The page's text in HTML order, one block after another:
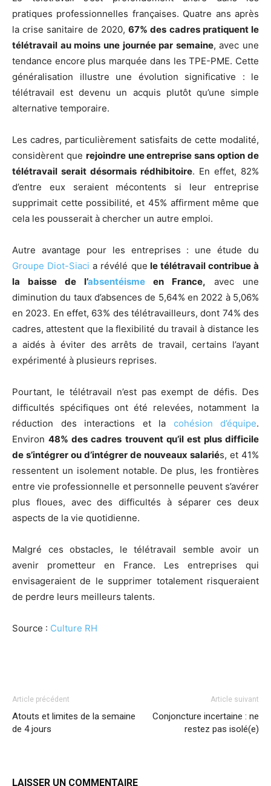
pratiques professionnelles françaises. Quatre ans après
la crise sanitaire de 2020,67% des cadres pratiquent le
télétravail au moins une journée par semaine, avec une
tendance encore plus marquée dans les TPE-PME. Cette
généralisation illustre une évolution significative : le
télétravail est devenu un acquis plutôt qu’une simple
alternative temporaire.
Les cadres, particulièrement satisfaits de cette modalité,
considèrent que rejoindre une entreprise sans option de
télétravail serait désormais rédhibitoire. En effet, 82%
d’entre eux seraient mécontents si leur entreprise
supprimait cette possibilité, et 45% affirment même que
cela les pousserait à chercher un autre emploi.
Autre avantage pour les entreprises : une étude du
Groupe Diot-Siacia révélé que le télétravail contribue à
la baisse de l’absentéisme en France, avec une
diminution du taux d’absences de 5,64% en 2022 à 5,06%
en 2023. En effet, 63% des télétravailleurs, dont 74% des
cadres, attestent que la flexibilité du travail à distance les
a aidés à éviter des arrêts de travail, certains l’ayant
expérimenté à plusieurs reprises.
Pourtant, le télétravail n’est pas exempt de défis. Des
difficultés spécifiques ont été relevées, notamment la
réduction des interactions et la cohésion d’équipe.
Environ48% des cadres trouvent qu’il est plus difficile
de s’intégrer ou d’intégrer de nouveaux salariés, et 41%
ressentent un isolement notable. De plus, les frontières
entre vie professionnelle et personnelle peuvent s’avérer
plus floues, avec des difficultés à séparer ces deux
aspects de la vie quotidienne.
Malgré ces obstacles, le télétravail semble avoir un
avenir prometteur en France. Les entreprises qui
envisageraient de le supprimer totalement risqueraient
de perdre leurs meilleurs talents.
Source : Culture RH
Article précédent
Atouts et limites de la semaine
de 4 jours
Article suivant
Conjoncture incertaine : ne
restez pas isolé(e)
LAISSER UN COMMENTAIRE